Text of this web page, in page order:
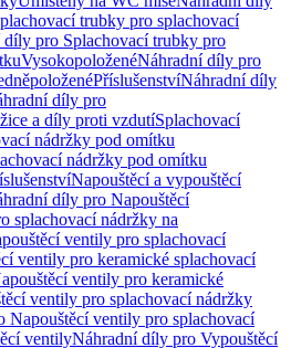
trubky pro splachovací
díly pro Splachovací trubky pro
VysokopoloženéNáhradní díly pro
PříslušenstvíNáhradní díly
díly pro
a díly proti vzdutíSplachovací
nádržky pod omítku
nádržky pod omítku
Napouštěcí a vypouštěcí
díly pro Napouštěcí
splachovací nádržky na
ventily pro splachovací
ventily pro keramické splachovací
ventily pro keramické
ventily pro splachovací nádržky
Napouštěcí ventily pro splachovací
ventilyNáhradní díly pro Vypouštěcí